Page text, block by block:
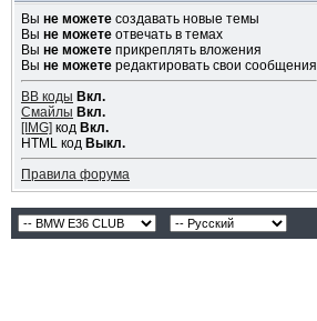
Вы не можетесоздавать новые темы
Вы не можетеотвечать в темах
Вы не можетеприкреплять вложения
Вы не можетередактировать свои сообщения
BB коды Вкл.
Смайлы Вкл.
[IMG] код Вкл.
HTML код Выкл.
Правила форума